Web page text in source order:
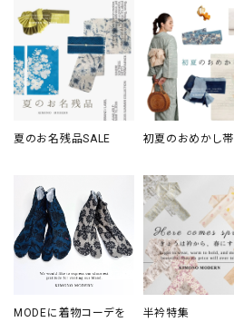
夏のお名残品SALE 初夏のおめかし帯
MODEに着物コーデを
半衿特集